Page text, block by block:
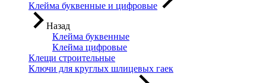
Клейма буквенные и цифровые
Назад
Клейма буквенные
Клейма цифровые
Клещи строительные
Ключи для круглых шлицевых гаек